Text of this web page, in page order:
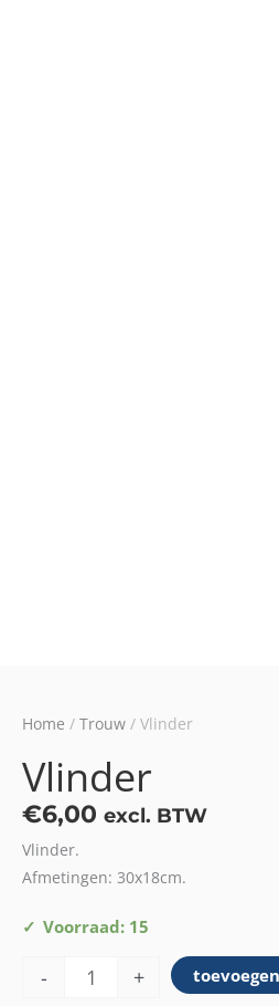
Home / Trouw / Vlinder
Vlinder
€6,00 excl. BTW
Vlinder.
Afmetingen: 30x18cm.
Voorraad: 15
-
Vlinder
+